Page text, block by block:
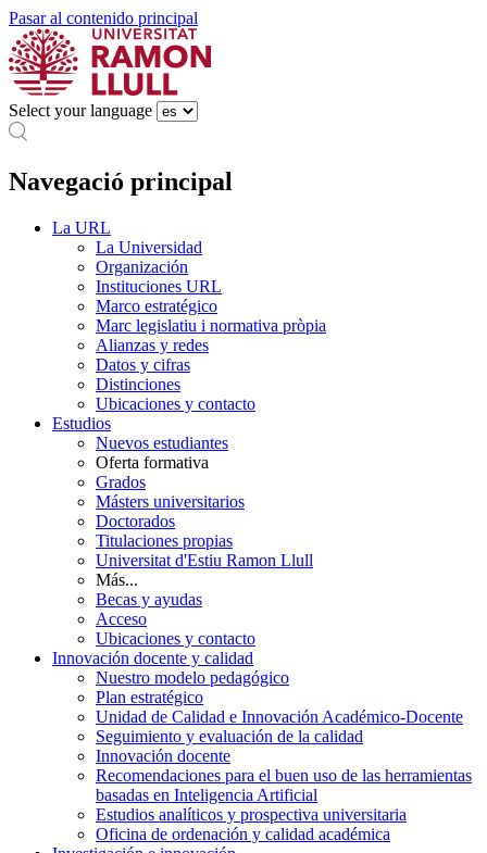
Pasar al contenido principal
Select your language
Navegació principal
La URL
La Universidad
Organización
Instituciones URL
Marco estratégico
Marc legislatiu i normativa pròpia
Alianzas y redes
Datos y cifras
Distinciones
Ubicaciones y contacto
Estudios
Nuevos estudiantes
Oferta formativa
Grados
Másters universitarios
Doctorados
Titulaciones propias
Universitat d'Estiu Ramon Llull
Más...
Becas y ayudas
Acceso
Ubicaciones y contacto
Innovación docente y calidad
Nuestro modelo pedagógico
Plan estratégico
Unidad de Calidad e Innovación Académico-Docente
Seguimiento y evaluación de la calidad
Innovación docente
Recomendaciones para el buen uso de las herramientas
basadas en Inteligencia Artificial
Estudios analíticos y prospectiva universitaria
Oficina de ordenación y calidad académica